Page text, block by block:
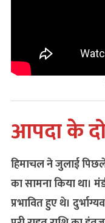
आपदा के
हिमाचल ने जुलाई
का सामना किया
प्रभावित हुए थे।